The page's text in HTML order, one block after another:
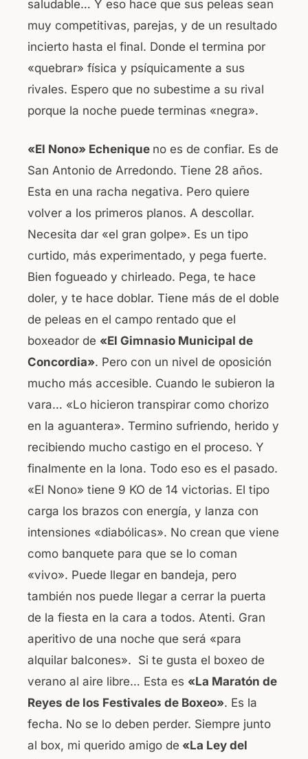
saludable… Y eso hace que sus peleas sean
muy competitivas, parejas, y de un resultado
incierto hasta el final. Donde el termina por
«quebrar» física y psíquicamente a sus
rivales. Espero que no subestime a su rival
porque la noche puede terminas «negra».
«El Nono» Echenique no es de confiar. Es de
San Antonio de Arredondo. Tiene 28 años.
Esta en una racha negativa. Pero quiere
volver a los primeros planos. A descollar.
Necesita dar «el gran golpe». Es un tipo
curtido, más experimentado, y pega fuerte.
Bien fogueado y chirleado. Pega, te hace
doler, y te hace doblar. Tiene más de el doble
de peleas en el campo rentado que el
boxeador de «El Gimnasio Municipal de
Concordia». Pero con un nivel de oposición
mucho más accesible. Cuando le subieron la
vara… «Lo hicieron transpirar como chorizo
en la aguantera». Termino sufriendo, herido y
recibiendo mucho castigo en el proceso. Y
finalmente en la lona. Todo eso es el pasado.
«El Nono» tiene 9 KO de 14 victorias. El tipo
carga los brazos con energía, y lanza con
intensiones «diabólicas». No crean que viene
como banquete para que se lo coman
«vivo». Puede llegar en bandeja, pero
también nos puede llegar a cerrar la puerta
de la fiesta en la cara a todos. Atenti. Gran
aperitivo de una noche que será «para
alquilar balcones». Si te gusta el boxeo de
verano al aire libre… Esta es «La Maratón de
Reyes de los Festivales de Boxeo». Es la
fecha. No se lo deben perder. Siempre junto
al box, mi querido amigo de «La Ley del